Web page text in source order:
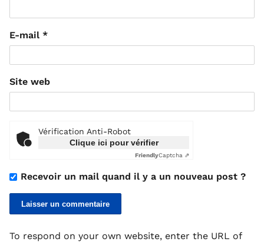
E-mail *
Site web
Vérification Anti-Robot
Clique ici pour vérifier
FriendlyCaptcha ⇗
Recevoir un mail quand il y a un nouveau post ?
To respond on your own website, enter the URL of